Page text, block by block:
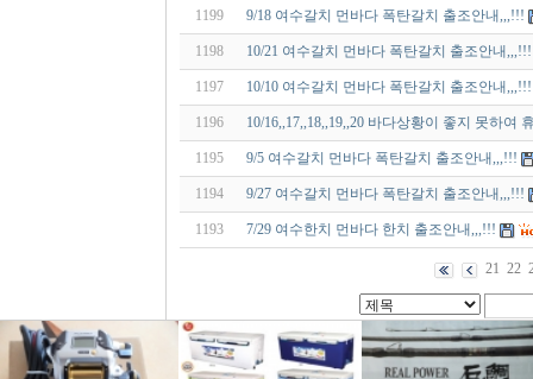
1199 9/18 여수갈치 먼바다 폭탄갈치 출조안내,,,!!!
1198 10/21 여수갈치 먼바다 폭탄갈치 출조안내,,,!!!
1197 10/10 여수갈치 먼바다 폭탄갈치 출조안내,,,!!!
1196 10/16,,17,,18,,19,,20 바다상황이 좋지 못하여
1195 9/5 여수갈치 먼바다 폭탄갈치 출조안내,,,!!!
1194 9/27 여수갈치 먼바다 폭탄갈치 출조안내,,,!!!
1193 7/29 여수한치 먼바다 한치 출조안내,,,!!!
21 22